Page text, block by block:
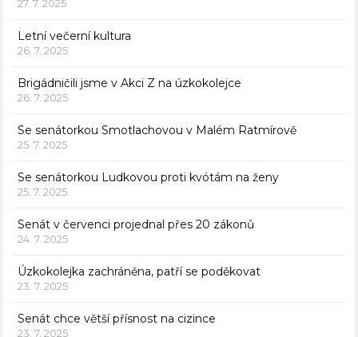
27. 7. 2025
Letní večerní kultura
26. 7. 2025
Brigádničili jsme v Akci Z na úzkokolejce
26. 7. 2025
Se senátorkou Smotlachovou v Malém Ratmírově
25. 7. 2025
Se senátorkou Ludkovou proti kvótám na ženy
25. 7. 2025
Senát v červenci projednal přes 20 zákonů
24. 7. 2025
Úzkokolejka zachráněna, patří se poděkovat
23. 7. 2025
Senát chce větší přísnost na cizince
23. 7. 2025